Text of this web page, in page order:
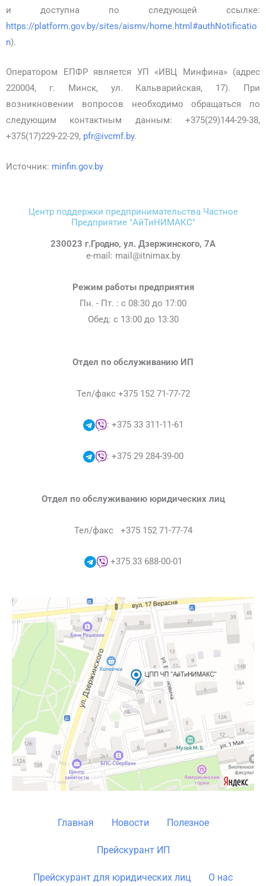
и доступна по следующей ссылке:
https://platform.gov.by/sites/aismv/home.html#authNotificatio
n).
Оператором ЕПФР является УП «ИВЦ Минфина» (адрес
220004, г. Минск, ул. Кальварийская, 17). При
возникновении вопросов необходимо обращаться по
следующим контактным данным: +375(29)144-29-38,
+375(17)229-22-29, pfr@ivcmf.by.
Источник: minfin.gov.by
Центр поддержки предпринимательства Частное
Предприятие "АйТиНИМАКС"
230023 г.Гродно, ул. Дзержинского, 7А
e-mail: mail@itnimax.by
Режим работы предприятия
Пн. - Пт. : c 08:30 до 17:00
Обед: с 13:00 до 13:30
Отдел по обслуживанию ИП
Тел/факс +375 152 71-77-72
: +375 33 311-11-61
: +375 29 284-39-00
Отдел по обслуживанию юридических лиц
Тел/факс +375 152 71-77-74
+375 33 688-00-01
Главная Новости Полезное
Прейскурант ИП
Прейскурант для юридических лиц О нас